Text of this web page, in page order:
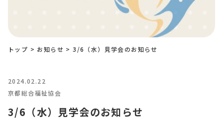
トップ > お知らせ >3/6（水）見学会のお知らせ
2024.02.22
京都総合福祉協会
3/6（水）見学会のお知らせ